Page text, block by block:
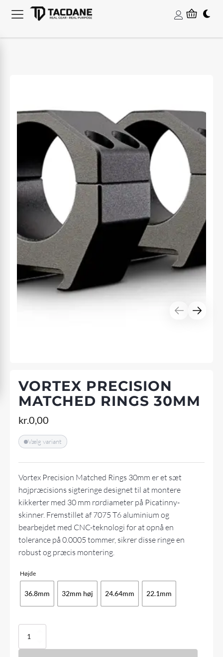
VORTEX PRECISION
MATCHED RINGS 30MM
kr.0,00
Vælg variant
Vortex Precision Matched Rings 30mm er et sæt
højpræcisions sigteringe designet til at montere
kikkerter med 30 mm rørdiameter på Picatinny-
skinner. Fremstillet af 7075 T6 aluminium og
bearbejdet med CNC-teknologi for at opnå en
tolerance på 0.0005 tommer, sikrer disse ringe en
robust og præcis montering.
Højde
36.8mm 32mm høj 24.64mm 22.1mm
Vortex
Matched